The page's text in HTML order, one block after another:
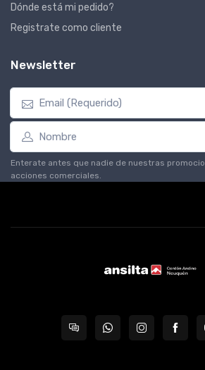
Dónde está mi pedido?
Registrate como cliente
Newsletter
Enterate antes que nadie de nuestras
acciones comerciales.